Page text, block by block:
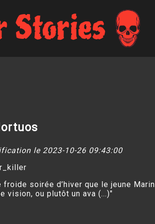
Stories
le 2023-10-26 09:43:00
froide soirée d’hiver que le jeune Marin
vision, ou plutôt un ava (...)"